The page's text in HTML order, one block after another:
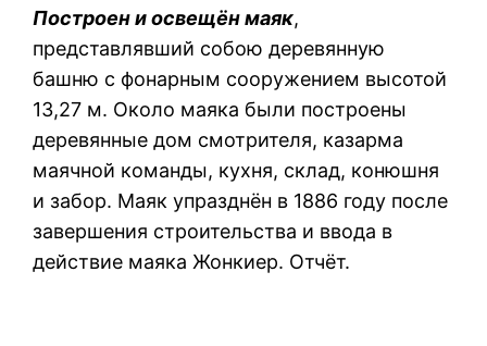
Построен и освещён маяк,
представлявший собою деревянную
башню с фонарным сооружением высотой
13,27 м. Около маяка были построены
деревянные дом смотрителя, казарма
маячной команды, кухня, склад, конюшня
и забор. Маяк упразднён в 1886 году после
завершения строительства и ввода в
действие маяка Жонкиер. Отчёт.